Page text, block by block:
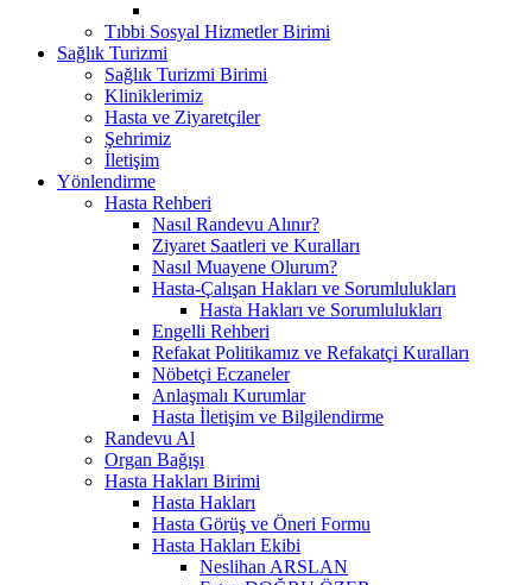
Tıbbi Sosyal Hizmetler Birimi
Sağlık Turizmi
Sağlık Turizmi Birimi
Kliniklerimiz
Hasta ve Ziyaretçiler
Şehrimiz
İletişim
Yönlendirme
Hasta Rehberi
Nasıl Randevu Alınır?
Ziyaret Saatleri ve Kuralları
Nasıl Muayene Olurum?
Hasta-Çalışan Hakları ve Sorumlulukları
Hasta Hakları ve Sorumlulukları
Engelli Rehberi
Refakat Politikamız ve Refakatçi Kuralları
Nöbetçi Eczaneler
Anlaşmalı Kurumlar
Hasta İletişim ve Bilgilendirme
Randevu Al
Organ Bağışı
Hasta Hakları Birimi
Hasta Hakları
Hasta Görüş ve Öneri Formu
Hasta Hakları Ekibi
Neslihan ARSLAN